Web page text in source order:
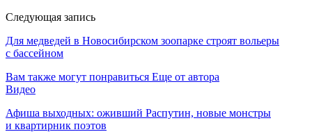
Следующая запись
Для медведей в Новосибирском зоопарке строят вольеры
с бассейном
Вам также могут понравиться Еще от автора
Видео
Афиша выходных: оживший Распутин, новые монстры
и квартирник поэтов